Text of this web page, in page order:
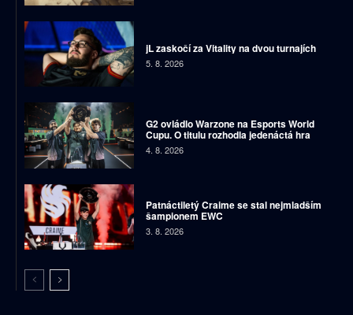
jL zaskočí za Vitality na dvou turnajích
5. 8. 2026
G2 ovládlo Warzone na Esports World
Cupu. O titulu rozhodla jedenáctá hra
4. 8. 2026
Patnáctiletý Craime se stal nejmladším
šampionem EWC
3. 8. 2026